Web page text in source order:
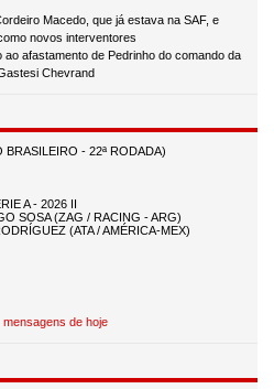
Macedo, que já estava na SAF, e
novos interventores
afastamento de Pedrinho do comando da
Chevrand
mensagens de hoje